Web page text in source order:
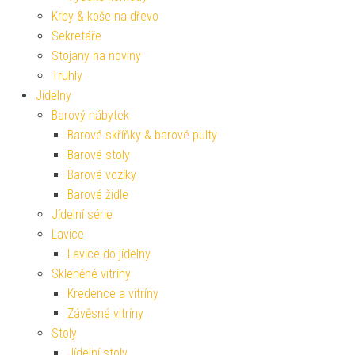
Krby & koše na dřevo
Sekretáře
Stojany na noviny
Truhly
Jídelny
Barový nábytek
Barové skříňky & barové pulty
Barové stoly
Barové vozíky
Barové židle
Jídelní série
Lavice
Lavice do jídelny
Skleněné vitríny
Kredence a vitríny
Závěsné vitríny
Stoly